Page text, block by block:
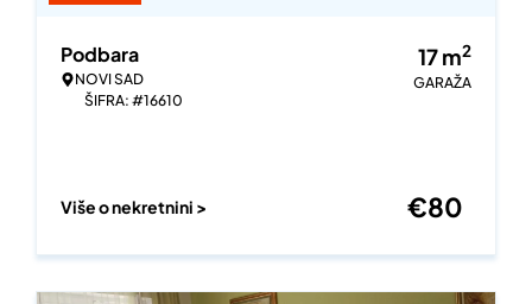
Podbara
NOVI SAD
ŠIFRA: #16610
17m2
GARAŽA
Više o nekretnini > €80